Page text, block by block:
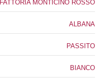
FATTORIA MONTICINO ROSSO
ALBANA
PASSITO
BIANCO